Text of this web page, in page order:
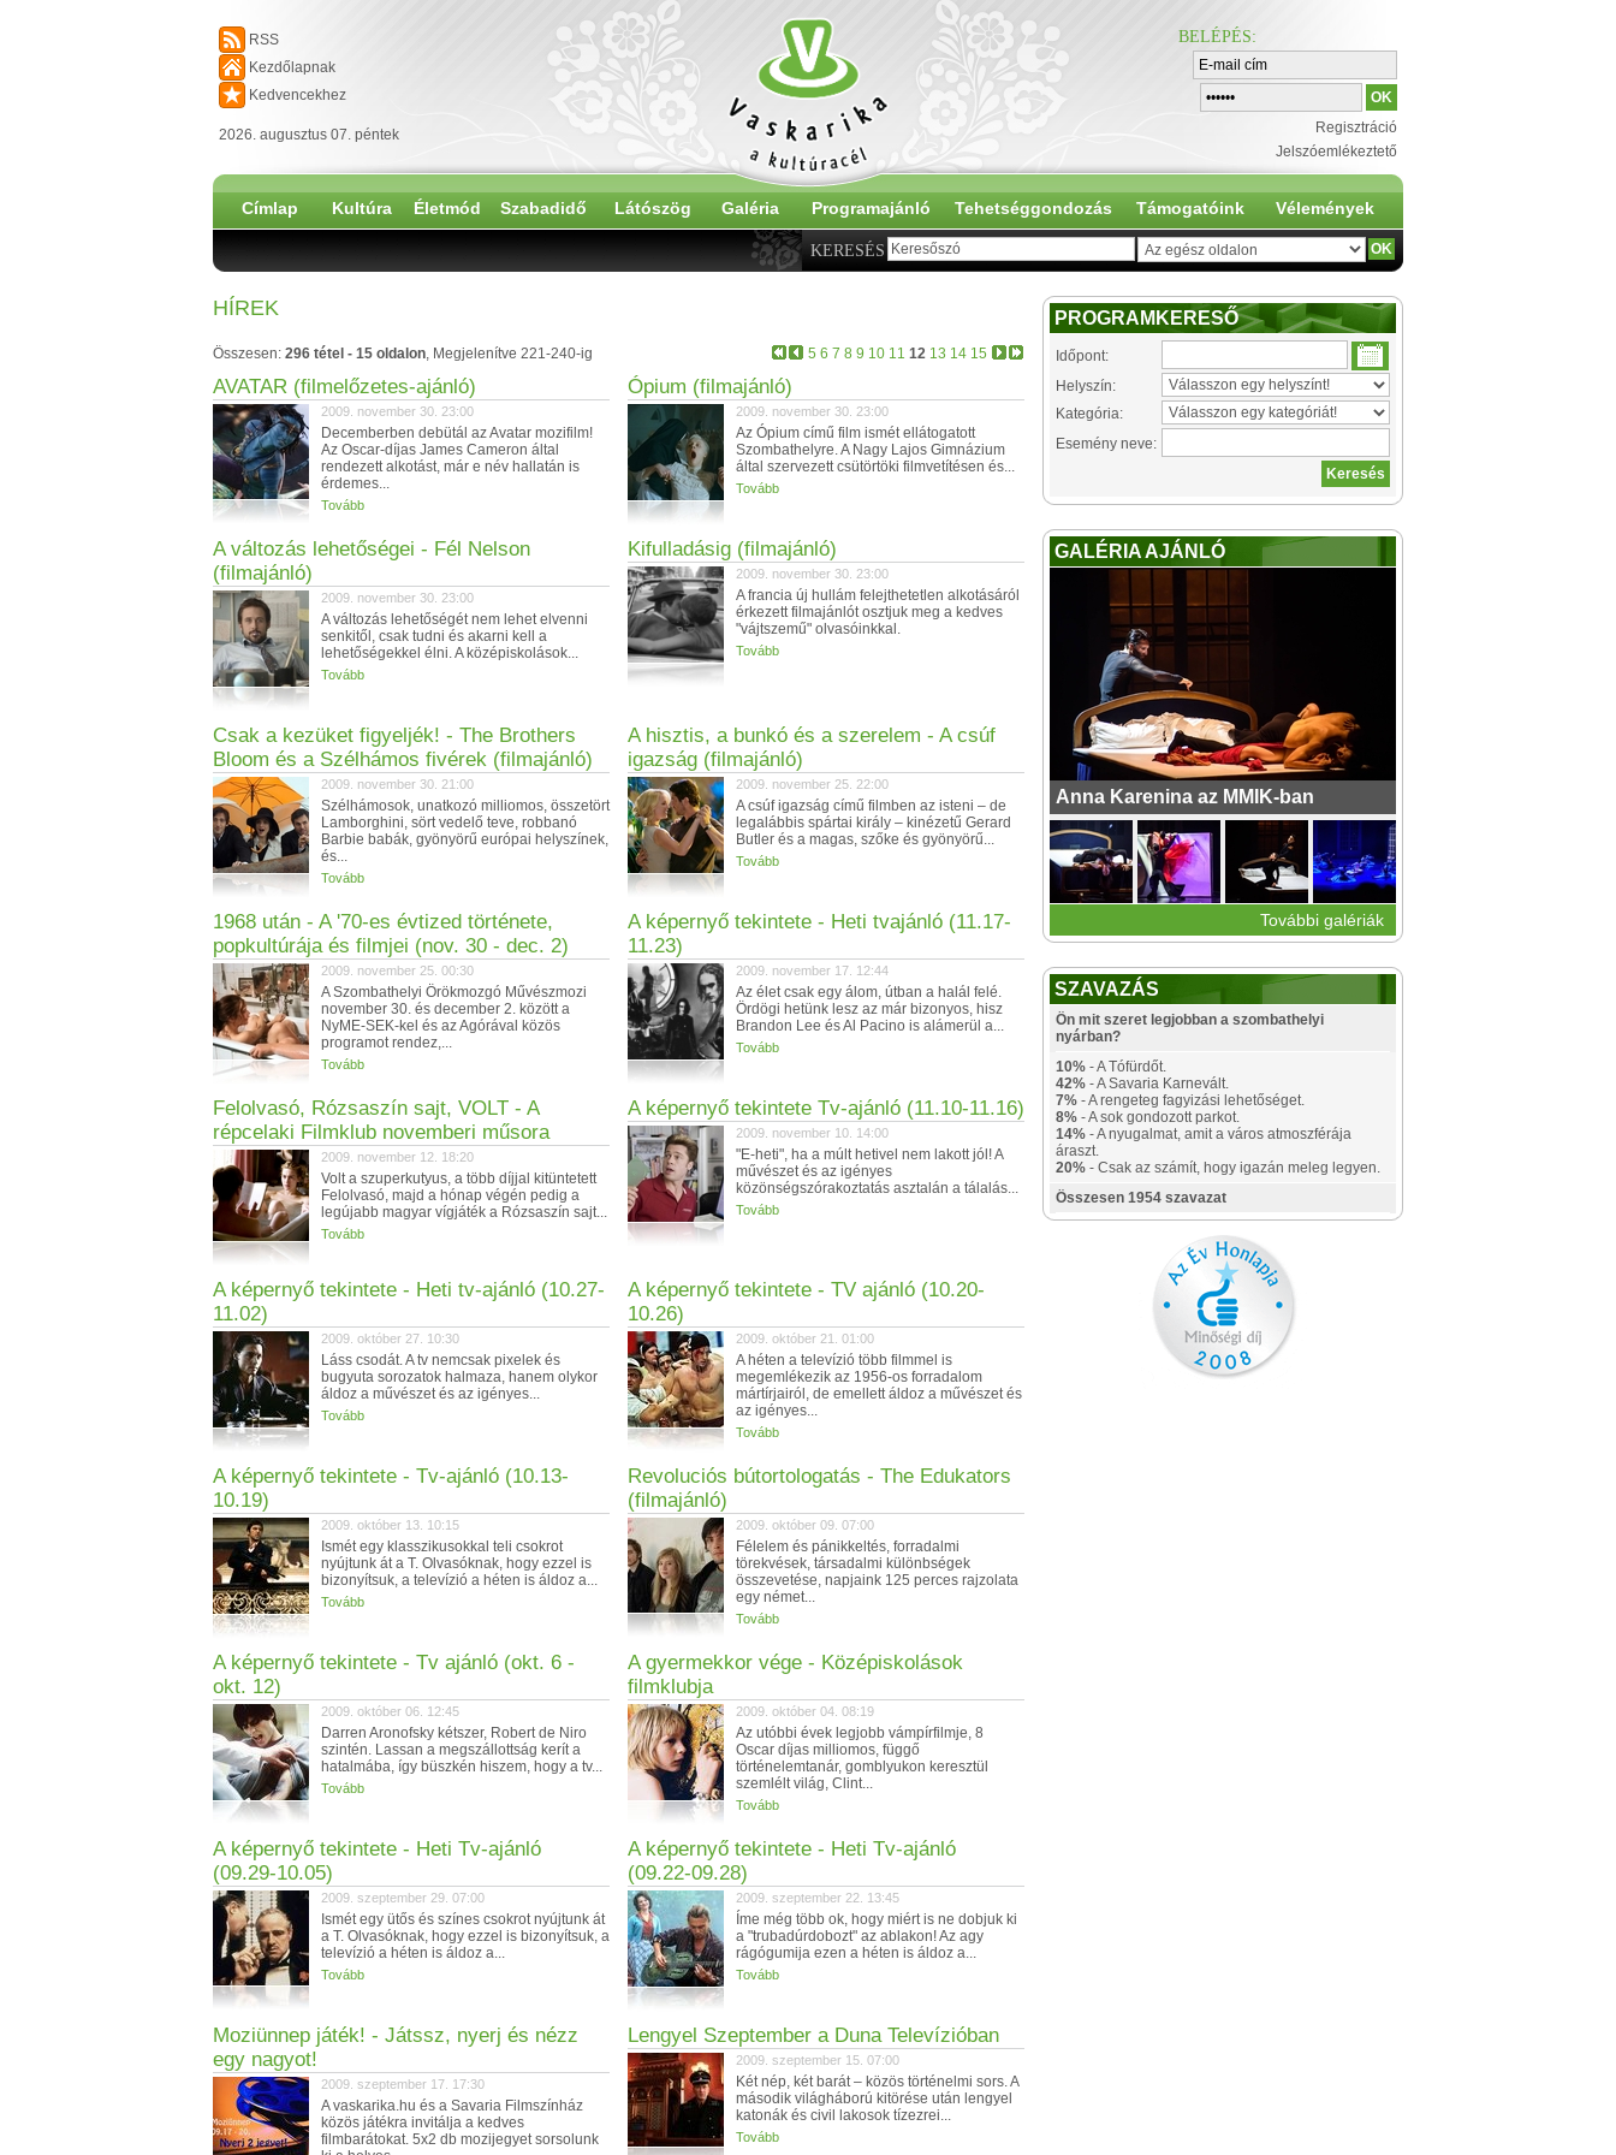
RSS
Kezdőlapnak
Kedvencekhez
2026. augusztus 07. péntek
BELÉPÉS:
Regisztráció
Jelszóemlékeztető
Címlap Kultúra Életmód Szabadidő Látószög Galéria Programajánló Tehetséggondozás Támogatóink Vélemények
KERESÉS
HÍREK
5 6 7 8 9 10 11 12 13 14 15
Összesen: 296 tétel - 15 oldalon, Megjelenítve 221-240-ig
AVATAR (filmelőzetes-ajánló)
2009. november 30. 23:00
Decemberben debütál az Avatar mozifilm!
Az Oscar-díjas James Cameron által
rendezett alkotást, már e név hallatán is
érdemes...
Tovább
Ópium (filmajánló)
2009. november 30. 23:00
Az Ópium című film ismét ellátogatott
Szombathelyre. A Nagy Lajos Gimnázium
által szervezett csütörtöki filmvetítésen és...
Tovább
A változás lehetőségei - Fél Nelson
(filmajánló)
2009. november 30. 23:00
A változás lehetőségét nem lehet elvenni
senkitől, csak tudni és akarni kell a
lehetőségekkel élni. A középiskolások...
Tovább
Kifulladásig (filmajánló)
2009. november 30. 23:00
A francia új hullám felejthetetlen alkotásáról
érkezett filmajánlót osztjuk meg a kedves
"vájtszemű" olvasóinkkal.
Tovább
Csak a kezüket figyeljék! - The Brothers
Bloom és a Szélhámos fivérek (filmajánló)
2009. november 30. 21:00
Szélhámosok, unatkozó milliomos, összetört
Lamborghini, sört vedelő teve, robbanó
Barbie babák, gyönyörű európai helyszínek,
és...
Tovább
A hisztis, a bunkó és a szerelem - A csúf
igazság (filmajánló)
2009. november 25. 22:00
A csúf igazság című filmben az isteni – de
legalábbis spártai király – kinézetű Gerard
Butler és a magas, szőke és gyönyörű...
Tovább
1968 után - A '70-es évtized története,
popkultúrája és filmjei (nov. 30 - dec. 2)
2009. november 25. 00:30
A Szombathelyi Örökmozgó Művészmozi
november 30. és december 2. között a
NyME-SEK-kel és az Agórával közös
programot rendez,...
Tovább
A képernyő tekintete - Heti tvajánló (11.17-
11.23)
2009. november 17. 12:44
Az élet csak egy álom, útban a halál felé.
Ördögi hetünk lesz az már bizonyos, hisz
Brandon Lee és Al Pacino is alámerül a...
Tovább
Felolvasó, Rózsaszín sajt, VOLT - A
répcelaki Filmklub novemberi műsora
2009. november 12. 18:20
Volt a szuperkutyus, a több díjjal kitüntetett
Felolvasó, majd a hónap végén pedig a
legújabb magyar vígjáték a Rózsaszín sajt...
Tovább
A képernyő tekintete Tv-ajánló (11.10-11.16)
2009. november 10. 14:00
"E-heti", ha a múlt hetivel nem lakott jól! A
művészet és az igényes
közönségszórakoztatás asztalán a tálalás...
Tovább
A képernyő tekintete - Heti tv-ajánló (10.27-
11.02)
2009. október 27. 10:30
Láss csodát. A tv nemcsak pixelek és
bugyuta sorozatok halmaza, hanem olykor
áldoz a művészet és az igényes...
Tovább
A képernyő tekintete - TV ajánló (10.20-
10.26)
2009. október 21. 01:00
A héten a televízió több filmmel is
megemlékezik az 1956-os forradalom
mártírjairól, de emellett áldoz a művészet és
az igényes...
Tovább
A képernyő tekintete - Tv-ajánló (10.13-
10.19)
2009. október 13. 10:15
Ismét egy klasszikusokkal teli csokrot
nyújtunk át a T. Olvasóknak, hogy ezzel is
bizonyítsuk, a televízió a héten is áldoz a...
Tovább
Revoluciós bútortologatás - The Edukators
(filmajánló)
2009. október 09. 07:00
Félelem és pánikkeltés, forradalmi
törekvések, társadalmi különbségek
összevetése, napjaink 125 perces rajzolata
egy német...
Tovább
A képernyő tekintete - Tv ajánló (okt. 6 -
okt. 12)
2009. október 06. 12:45
Darren Aronofsky kétszer, Robert de Niro
szintén. Lassan a megszállottság kerít a
hatalmába, így büszkén hiszem, hogy a tv...
Tovább
A gyermekkor vége - Középiskolások
filmklubja
2009. október 04. 08:19
Az utóbbi évek legjobb vámpírfilmje, 8
Oscar díjas milliomos, függő
történelemtanár, gomblyukon keresztül
szemlélt világ, Clint...
Tovább
A képernyő tekintete - Heti Tv-ajánló
(09.29-10.05)
2009. szeptember 29. 07:00
Ismét egy ütős és színes csokrot nyújtunk át
a T. Olvasóknak, hogy ezzel is bizonyítsuk, a
televízió a héten is áldoz a...
Tovább
A képernyő tekintete - Heti Tv-ajánló
(09.22-09.28)
2009. szeptember 22. 13:45
Íme még több ok, hogy miért is ne dobjuk ki
a "trubadúrdobozt" az ablakon! Az agy
rágógumija ezen a héten is áldoz a...
Tovább
Moziünnep játék! - Játssz, nyerj és nézz
egy nagyot!
2009. szeptember 17. 17:30
A vaskarika.hu és a Savaria Filmszínház
közös játékra invitálja a kedves
filmbarátokat. 5x2 db mozijegyet sorsolunk
Lengyel Szeptember a Duna Televízióban
2009. szeptember 15. 07:00
Két nép, két barát – közös történelmi sors. A
második világháború kitörése után lengyel
katonák és civil lakosok tízezrei...
Tovább
PROGRAMKERESŐ
Időpont:
Helyszín:
Kategória:
Esemény neve:
GALÉRIA AJÁNLÓ
Anna Karenina az MMIK-ban
További galériák
SZAVAZÁS
Ön mit szeret legjobban a szombathelyi
nyárban?
10% - A Tófürdőt.
42% - A Savaria Karnevált.
7% - A rengeteg fagyizási lehetőséget.
8% - A sok gondozott parkot.
14% - A nyugalmat, amit a város atmoszférája
áraszt.
20% - Csak az számít, hogy igazán meleg legyen.
Összesen 1954 szavazat